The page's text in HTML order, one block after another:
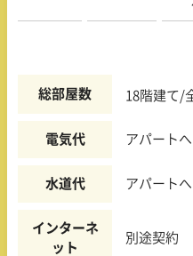
総部屋数 18階建て/
電気代 アパート
水道代 アパート
インターネ
ット
別途契約